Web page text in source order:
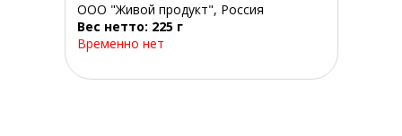
ООО "Живой продукт", Россия
Вес нетто: 225 г
Временно нет